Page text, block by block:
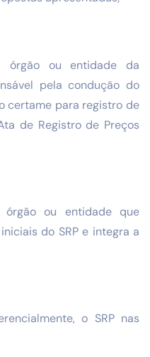
órgão ou entidade da
pela condução do
certame para registro de
de Registro de Preços
ou entidade que
do SRP e integra a
o SRP nas